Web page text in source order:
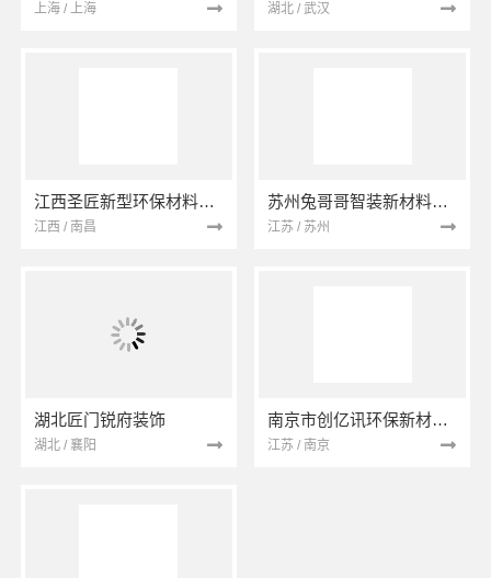
上海 / 上海 湖北 / 武汉
江西圣匠新型环保材料有限公司
江西 / 南昌
苏州兔哥哥智装新材料有限公司
江苏 / 苏州
湖北匠门锐府装饰
湖北 / 襄阳
南京市创亿讯环保新材料有限公司
江苏 / 南京